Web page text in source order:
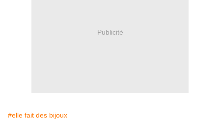
Publicité
#elle fait des bijoux